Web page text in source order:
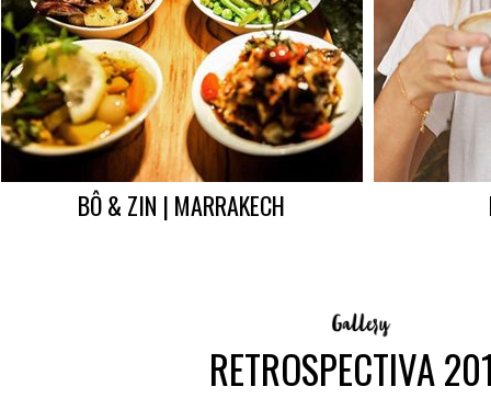
BÔ & ZIN | MARRAKECH
RETROSPECTIVA